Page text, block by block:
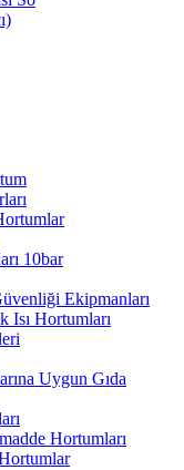
10bar
Ekipmanları
Isı Hortumları
Uygun Gıda
Hortumları